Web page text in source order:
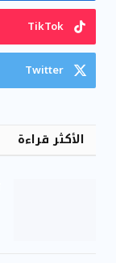
TikTok
Twitter
الأكثر قراءة